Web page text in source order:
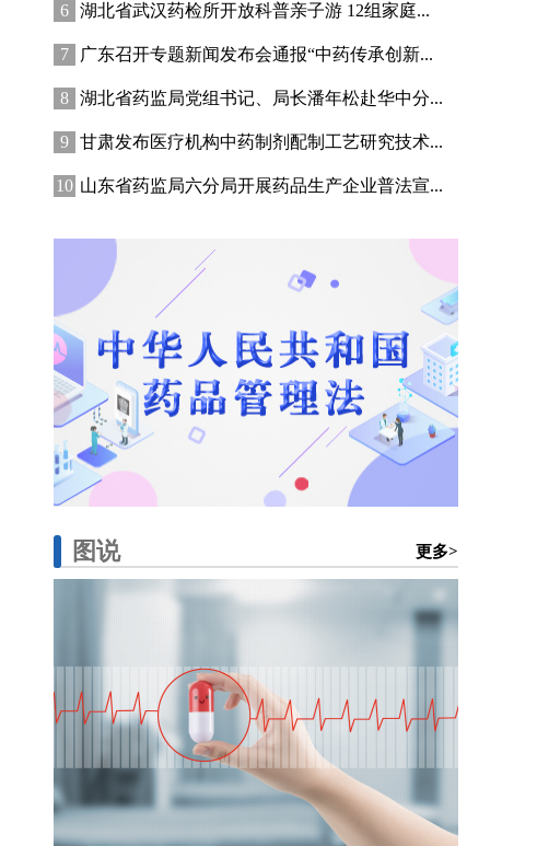
湖北省武汉药检所开放科普亲子游 12组家庭...
广东召开专题新闻发布会通报“中药传承创新...
湖北省药监局党组书记、局长潘年松赴华中分...
甘肃发布医疗机构中药制剂配制工艺研究技术...
山东省药监局六分局开展药品生产企业普法宣...
图说 更多>